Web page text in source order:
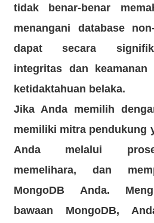
tidak benar-benar
menangani database
dapat secara
integritas dan keamanan
ketidaktahuan belaka.
Jika Anda memilih
memiliki mitra pendukung
Anda melalui
memelihara, dan
MongoDB Anda.
bawaan MongoDB,